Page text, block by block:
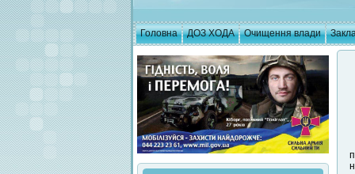
Головна ДОЗ ХОДА Очищення влади